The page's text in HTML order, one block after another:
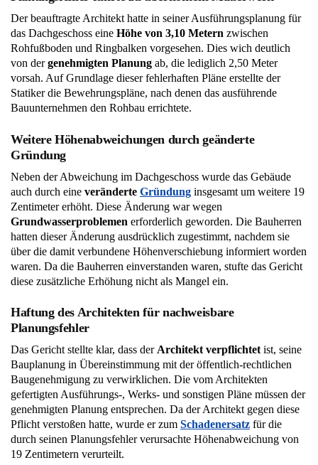
Der beauftragte Architekt hatte in seiner Ausführungsplanung für
das Dachgeschoss eine Höhe von 3,10 Metern zwischen
Rohfußboden und Ringbalken vorgesehen. Dies wich deutlich
von dergenehmigten Planung ab, die lediglich 2,50 Meter
vorsah. Auf Grundlage dieser fehlerhaften Pläne erstellte der
Statiker die Bewehrungspläne, nach denen das ausführende
Bauunternehmen den Rohbau errichtete.
Weitere Höhenabweichungen durch geänderte
Gründung
Neben der Abweichung im Dachgeschoss wurde das Gebäude
auch durch eine veränderte Gründung insgesamt um weitere 19
Zentimeter erhöht. Diese Änderung war wegen
Grundwasserproblemen erforderlich geworden. Die Bauherren
hatten dieser Änderung ausdrücklich zugestimmt, nachdem sie
über die damit verbundene Höhenverschiebung informiert worden
waren. Da die Bauherren einverstanden waren, stufte das Gericht
diese zusätzliche Erhöhung nicht als Mangel ein.
Haftung des Architekten für nachweisbare
Planungsfehler
Das Gericht stellte klar, dass der Architekt verpflichtet ist, seine
Bauplanung in Übereinstimmung mit der öffentlich-rechtlichen
Baugenehmigung zu verwirklichen. Die vom Architekten
gefertigten Ausführungs-, Werks- und sonstigen Pläne müssen der
genehmigten Planung entsprechen. Da der Architekt gegen diese
Pflicht verstoßen hatte, wurde er zum Schadenersatz für die
durch seinen Planungsfehler verursachte Höhenabweichung von
19 Zentimetern verurteilt.